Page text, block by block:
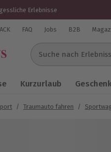
Erlebnisse
für mydays.de
FAQ Jobs B2B
Suche nach
Kurzurlaub
/ Traumauto fahren /